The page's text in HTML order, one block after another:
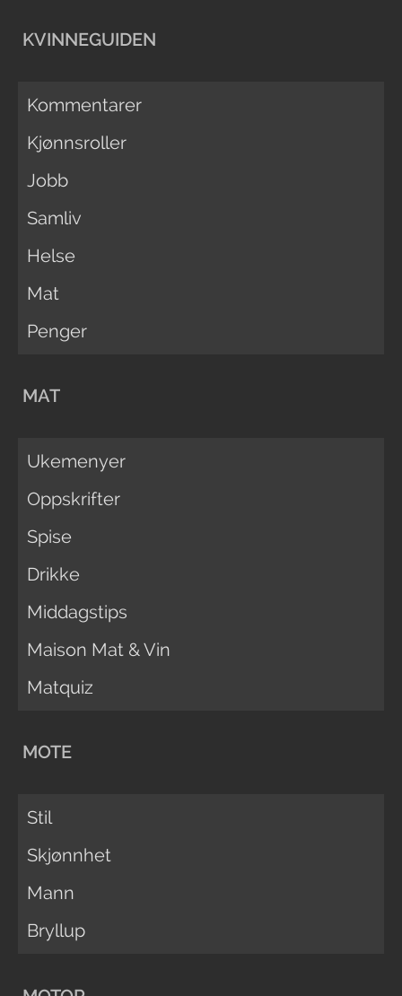
KVINNEGUIDEN
Kommentarer
Kjønnsroller
Jobb
Samliv
Helse
Mat
Penger
MAT
Ukemenyer
Oppskrifter
Spise
Drikke
Middagstips
Maison Mat & Vin
Matquiz
MOTE
Stil
Skjønnhet
Mann
Bryllup